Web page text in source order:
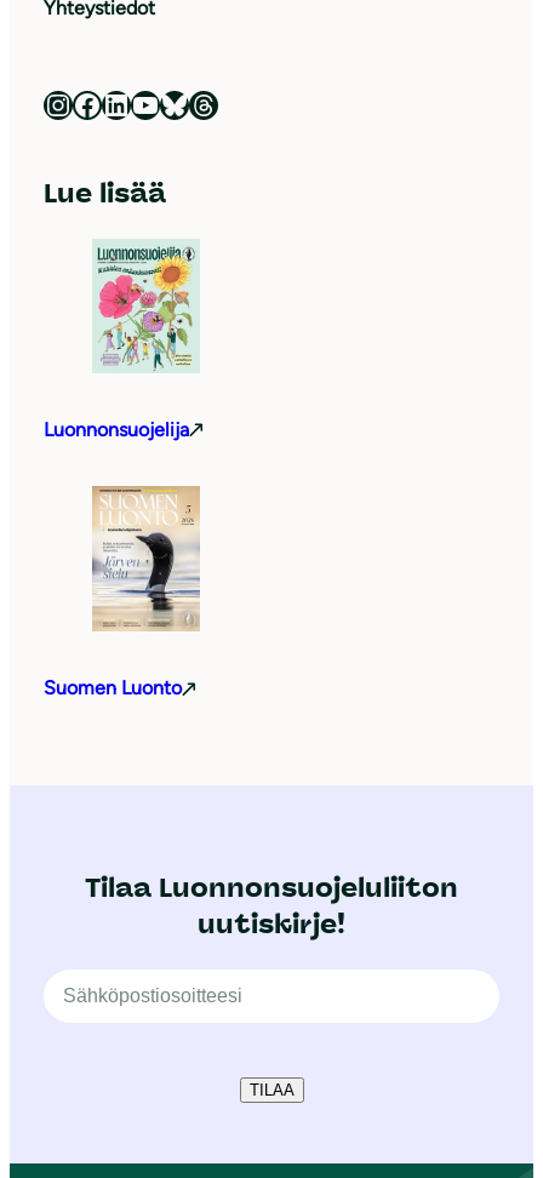
Yhteystiedot
Luonnonsuojeluliitto Instagramissa Luonnonsuojeluliitto Facebookissa Luonnonsuojeluliitto LinkedInissä Luonnonsuojeluliiton YouTube-kanava Luonnonsuojeluliitto Blueskyssa Luonnonsuojeluliitto Threadsissa
Lue lisää
Luonnonsuojelija
Suomen Luonto
Tilaa Luonnonsuojeluliiton
uutiskirje!
TILAA